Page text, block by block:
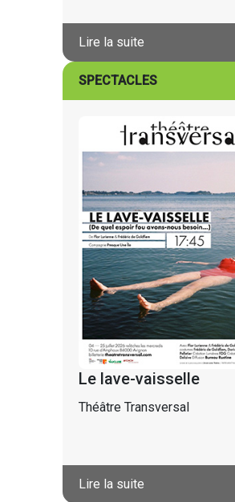
Lire la suite
SPECTACLES
Le lave-vaisselle
Théâtre Transversal
Lire la suite